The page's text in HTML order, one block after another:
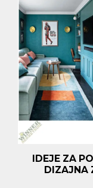
IDEJE ZA
DIZAJNA